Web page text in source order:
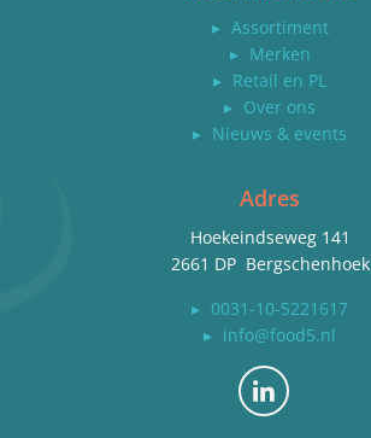
▸ Assortiment
▸ Merken
▸ Retail en PL
▸ Over ons
▸ Nieuws & events
Adres
Hoekeindseweg 141
2661 DP Bergschenhoek
▸ 0031-10-5221617
▸ info@food5.nl
Bekijk ons op LinkedIn